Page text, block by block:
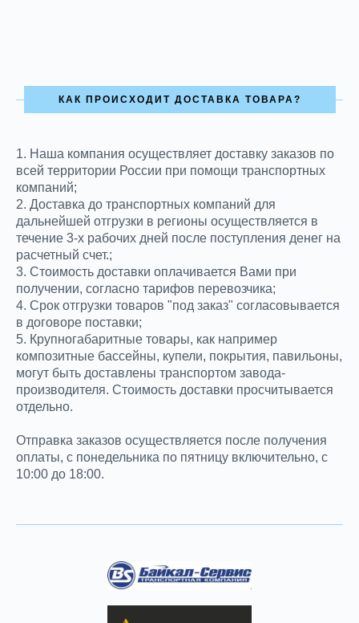
КАК ПРОИСХОДИТ ДОСТАВКА ТОВАРА?
1. Наша компания осуществляет доставку заказов по
всей территории России при помощи транспортных
компаний;
2. Доставка до транспортных компаний для
дальнейшей отгрузки в регионы осуществляется в
течение 3-х рабочих дней после поступления денег на
расчетный счет.;
3. Стоимость доставки оплачивается Вами при
получении, согласно тарифов перевозчика;
4. Срок отгрузки товаров "под заказ" согласовывается
в договоре поставки;
5. Крупногабаритные товары, как например
композитные бассейны, купели, покрытия, павильоны,
могут быть доставлены транспортом завода-
производителя. Стоимость доставки просчитывается
отдельно.
Отправка заказов осуществляется после получения
оплаты, с понедельника по пятницу включительно, с
10:00 до 18:00.